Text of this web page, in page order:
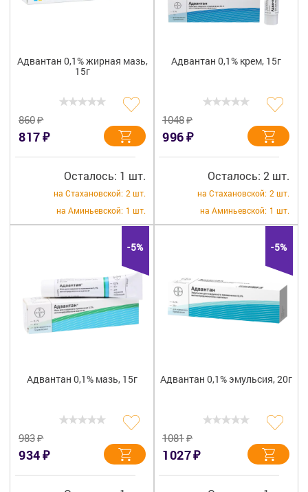
Мама и малыш
Уход за больными
Витамины
Скидки и акции
+7 (495) 921-40-74 Вакансии
Адвантан 0,1% жирная мазь,
15г
860₽
817₽
Осталось: 1 шт.
на Стахановской: 2 шт.
на Аминьевской: 1 шт.
Адвантан 0,1% крем, 15г
1048₽
996₽
Осталось: 2 шт.
на Стахановской: 2 шт.
на Аминьевской: 1 шт.
-5%
Адвантан 0,1% мазь, 15г
983₽
934₽
-5%
Адвантан 0,1% эмульсия, 20г
1081₽
1027₽